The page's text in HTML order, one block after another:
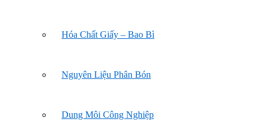
Hóa Chất Giấy – Bao Bì
Nguyên Liệu Phân Bón
Dung Môi Công Nghiệp